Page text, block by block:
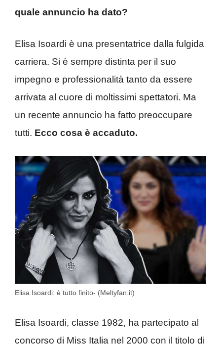
quale annuncio ha dato?
Elisa Isoardi è una presentatrice dalla fulgida
carriera. Si è sempre distinta per il suo
impegno e professionalità tanto da essere
arrivata al cuore di moltissimi spettatori. Ma
un recente annuncio ha fatto preoccupare
tutti. Ecco cosa è accaduto.
Elisa Isoardi: è tutto finito- (Meltyfan.it)
Elisa Isoardi, classe 1982, ha partecipato al
concorso di Miss Italia nel 2000 con il titolo di